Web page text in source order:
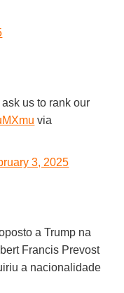
us to rank our
via
3, 2025
a Trump na
Francis Prevost
a nacionalidade